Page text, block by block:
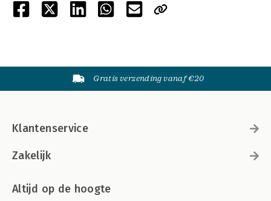
Gratis verzending vanaf €20
Klantenservice
Zakelijk
Altijd op de hoogte